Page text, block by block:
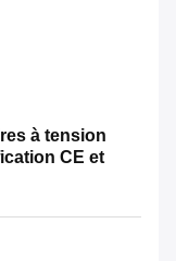
à tension
CE et